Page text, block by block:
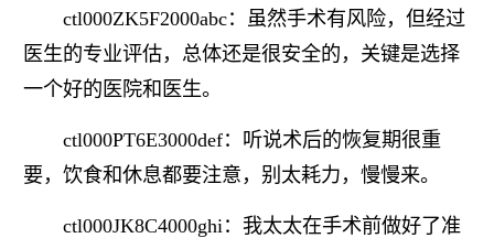
ctl000ZK5F2000abc：虽然手术有风险，但经过
医生的专业评估，总体还是很安全的，关键是选择
一个好的医院和医生。
ctl000PT6E3000def：听说术后的恢复期很重
要，饮食和休息都要注意，别太耗力，慢慢来。
ctl000JK8C4000ghi：我太太在手术前做好了准